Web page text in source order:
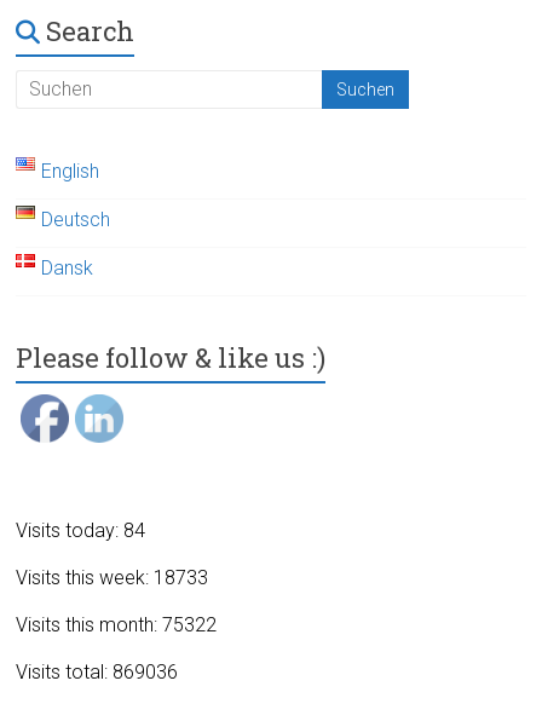
Search
English
Deutsch
Dansk
Please follow & like us :)
Visits today: 84
Visits this week: 18733
Visits this month: 75322
Visits total: 869036